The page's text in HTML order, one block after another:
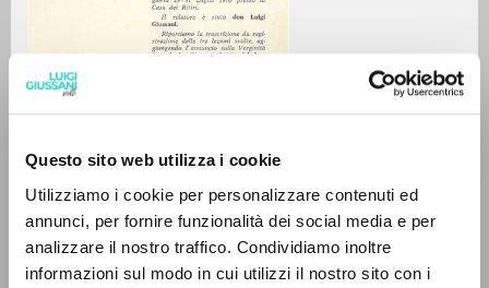
Questo sito web utilizza i cookie
Utilizziamo i cookie per personalizzare contenuti ed
annunci, per fornire funzionalità dei social media e per
analizzare il nostro traffico. Condividiamo inoltre
informazioni sul modo in cui utilizzi il nostro sito con i
0DOCUMENTI TROVATI